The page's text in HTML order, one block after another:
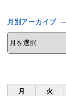
月別アーカイブ
月 火